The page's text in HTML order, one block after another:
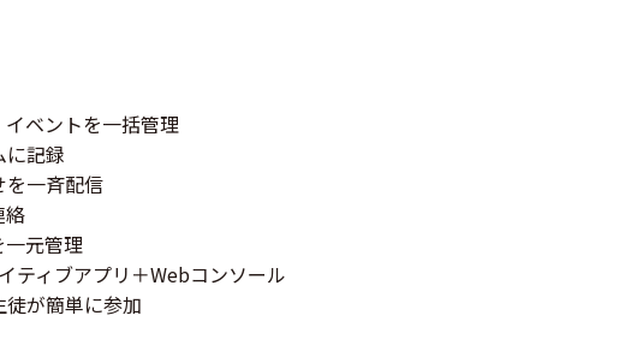
ベントを一括管理
記録
一斉配信
絡
元管理
ィブアプリ＋Webコンソール
が簡単に参加